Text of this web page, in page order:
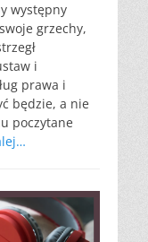
występny
grzechy,
i
prawa i
będzie, a nie
poczytane